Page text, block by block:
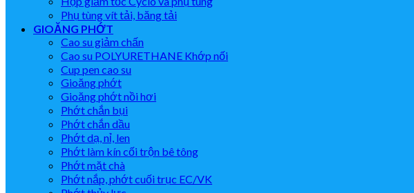
Phụ tùng vít tải, băng tải
GIOĂNG PHỚT
Cao su giảm chấn
Cao su POLYURETHANE Khớp nối
Cup pen cao su
Gioăng phớt
Gioăng phớt nồi hơi
Phớt chắn bụi
Phớt chắn dầu
Phớt dạ, nỉ, len
Phớt làm kín cối trộn bê tông
Phớt mặt chà
Phớt nắp, phớt cuối trục EC/VK